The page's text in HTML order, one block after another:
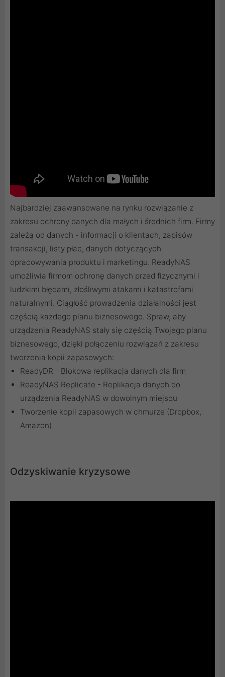
Najbardziej zaawansowane na rynku rozwiązanie z
zakresu ochrony danych dla małych i średnich firm. Firmy
zależą od danych - informacji o klientach, zapisów
transakcji, listy płac, danych dotyczących
opracowywania produktu i marketingu. ReadyNAS
umożliwia firmom ochronę danych przed fizycznymi i
ludzkimi błędami, złośliwymi atakami i katastrofami
naturalnymi. Ciągłość prowadzenia działalności jest
częścią każdego planu biznesowego. Spraw, aby
urządzenia ReadyNAS stały się częścią Twojego planu
biznesowego, dzięki połączeniu rozwiązań z zakresu
tworzenia kopii zapasowych:
ReadyDR - Blokowa replikacja danych dla firm
ReadyNAS Replicate - Replikacja danych do
urządzenia ReadyNAS w dowolnym miejscu
Tworzenie kopii zapasowych w chmurze (Dropbox,
Amazon)
Odzyskiwanie kryzysowe